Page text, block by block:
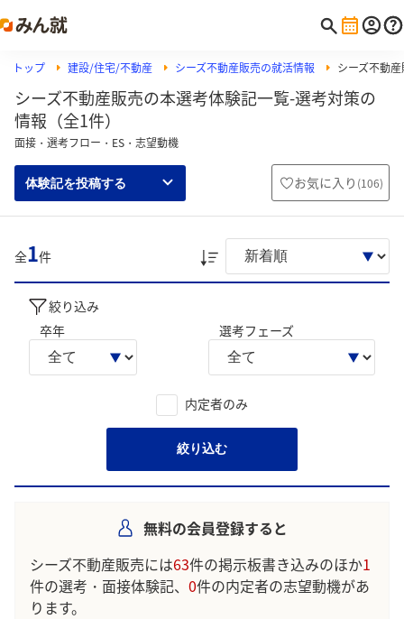
トップ 建設/住宅/不動産 シーズ不動産販売の就活情報 シーズ不動
シーズ不動産販売の本選考体験記一覧-選考対策の
情報（全1件）
面接・選考フロー・ES・志望動機
体験記を投稿する お気に入り (106)
全1件
絞り込み
卒年
選考フェーズ
内定者のみ
絞り込む
無料の会員登録すると
シーズ不動産販売には63件の掲示板書き込みのほか1
件の選考・面接体験記、 0件の内定者の志望動機があ
ります。